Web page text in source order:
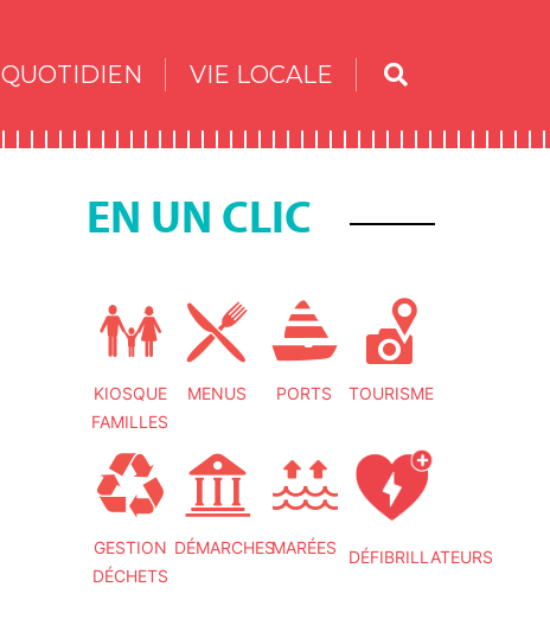
QUOTIDIEN VIE LOCALE
EN UN CLIC
KIOSQUE
FAMILLES
MENUS PORTS TOURISME
GESTION
DÉCHETS
DÉMARCHESMARÉES DÉFIBRILLATEURS